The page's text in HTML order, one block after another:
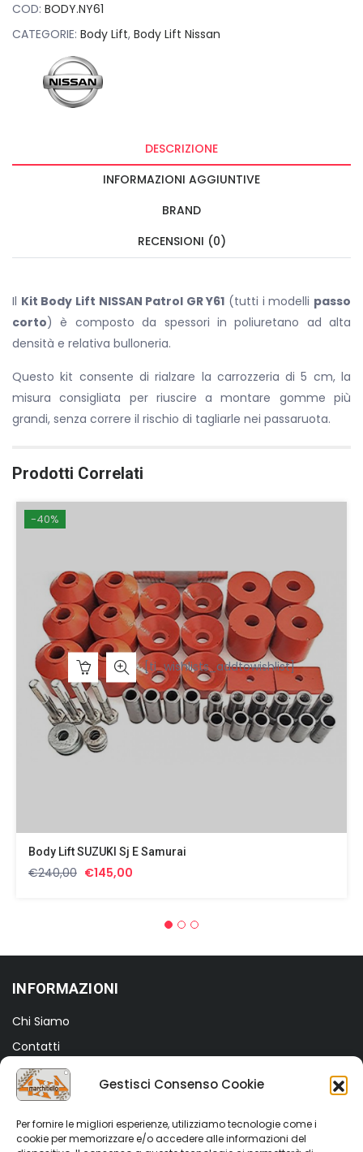
Gestisci Consenso Cookie
Per fornire le migliori esperienze, utilizziamo tecnologie come i
cookie per memorizzare e/o accedere alle informazioni del
COD: BODY.NY61
CATEGORIE: Body Lift, Body Lift Nissan
DESCRIZIONE
INFORMAZIONI AGGIUNTIVE
BRAND
RECENSIONI (0)
Il Kit Body Lift NISSAN Patrol GR Y61 (tutti i modelli passo
corto) è composto da spessori in poliuretano ad alta
densità e relativa bulloneria.
Questo kit consente di rialzare la carrozzeria di 5 cm, la
misura consigliata per riuscire a montare gomme più
grandi, senza correre il rischio di tagliarle nei passaruota.
Prodotti Correlati
-40%
[ti_wishlists_addtowishlist]
Body Lift SUZUKI Sj E Samurai
€240,00 Il€145,00
INFORMAZIONI
Chi Siamo
Contatti
Termini e Condizioni
Privacy Policy
Cookie Policy (UE)